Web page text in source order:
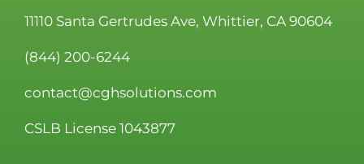
11110 Santa Gertrudes Ave, Whittier, CA 90604
(844) 200-6244
contact@cghsolutions.com
CSLB License 1043877